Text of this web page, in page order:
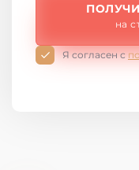
на
Я согласен с